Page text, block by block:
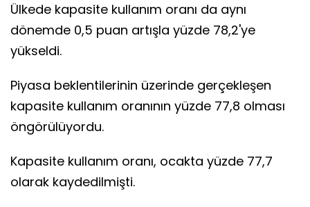
Ülkede kapasite kullanım oranı da aynı
dönemde 0,5 puan artışla yüzde 78,2'ye
yükseldi.
Piyasa beklentilerinin üzerinde gerçekleşen
kapasite kullanım oranının yüzde 77,8 olması
öngörülüyordu.
Kapasite kullanım oranı, ocakta yüzde 77,7
olarak kaydedilmişti.